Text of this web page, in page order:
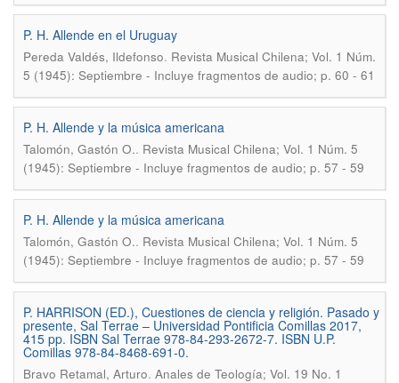
P. H. Allende en el Uruguay
Pereda Valdés, Ildefonso. Revista Musical Chilena; Vol. 1 Núm.
5 (1945): Septiembre - Incluye fragmentos de audio; p. 60 - 61
P. H. Allende y la música americana
Talomón, Gastón O.. Revista Musical Chilena; Vol. 1 Núm. 5
(1945): Septiembre - Incluye fragmentos de audio; p. 57 - 59
P. H. Allende y la música americana
Talomón, Gastón O.. Revista Musical Chilena; Vol. 1 Núm. 5
(1945): Septiembre - Incluye fragmentos de audio; p. 57 - 59
P. HARRISON (ED.), Cuestiones de ciencia y religión. Pasado y
presente, Sal Terrae – Universidad Pontificia Comillas 2017,
415 pp. ISBN Sal Terrae 978-84-293-2672-7. ISBN U.P.
Comillas 978-84-8468-691-0.
Bravo Retamal, Arturo. Anales de Teología; Vol. 19 No. 1